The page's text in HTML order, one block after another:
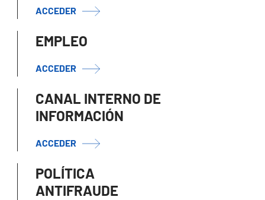
ACCEDER
EMPLEO
ACCEDER
CANAL INTERNO DE
INFORMACIÓN
ACCEDER
POLÍTICA
ANTIFRAUDE